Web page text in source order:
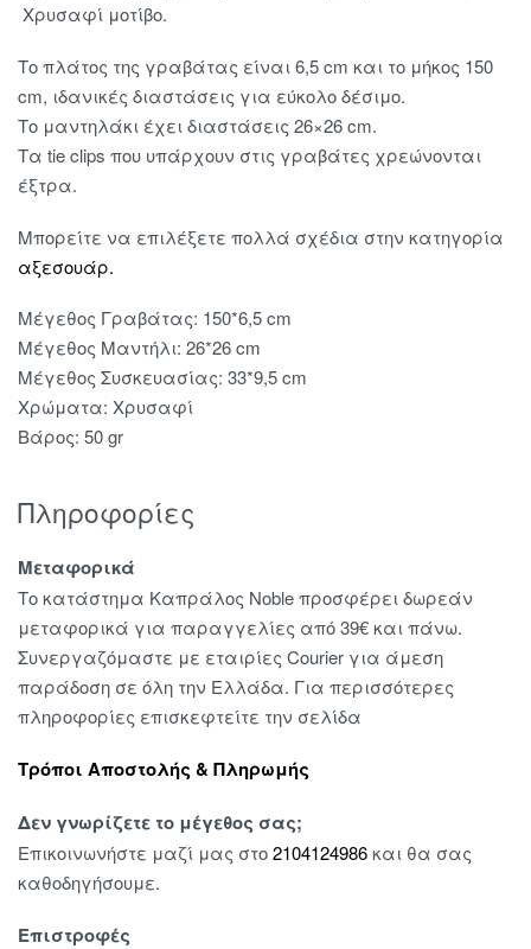
Χρυσαφί μοτίβο.
Το πλάτος της γραβάτας είναι 6,5 cm και το μήκος 150
cm, ιδανικές διαστάσεις για εύκολο δέσιμο.
Το μαντηλάκι έχει διαστάσεις 26×26 cm.
Τα tie clips που υπάρχουν στις γραβάτες χρεώνονται
έξτρα.
Μπορείτε να επιλέξετε πολλά σχέδια στην κατηγορία
αξεσουάρ.
Μέγεθος Γραβάτας: 150*6,5 cm
Μέγεθος Μαντήλι: 26*26 cm
Μέγεθος Συσκευασίας: 33*9,5 cm
Χρώματα: Χρυσαφί
Βάρος: 50 gr
Πληροφορίες
Μεταφορικά
Το κατάστημα Καπράλος Noble προσφέρει δωρεάν
μεταφορικά για παραγγελίες από 39€ και πάνω.
Συνεργαζόμαστε με εταιρίες Courier για άμεση
παράδοση σε όλη την Ελλάδα. Για περισσότερες
πληροφορίες επισκεφτείτε την σελίδα
Τρόποι Αποστολής & Πληρωμής
Δεν γνωρίζετε το μέγεθος σας;
Επικοινωνήστε μαζί μας στο2104124986και θα σας
καθοδηγήσουμε.
Επιστροφές